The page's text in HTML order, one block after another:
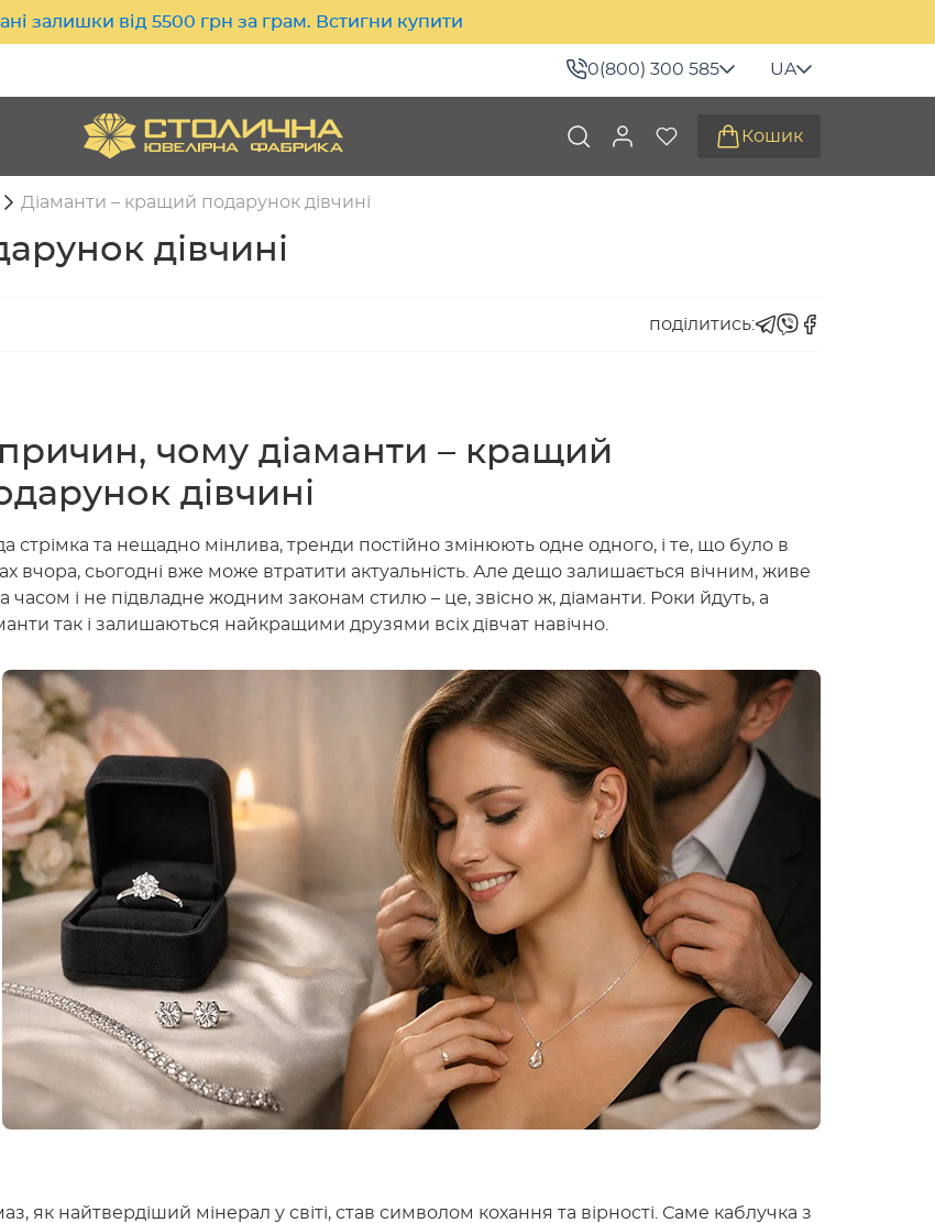
залишки від 5500 грн за грам. Встигни купити
0(800) 300 585 UA
Кошик
Діаманти – кращий подарунок дівчині
дівчині
поділитись:
чому діаманти – кращий
дівчині
стрімка та нещадно мінлива, тренди постійно змінюють одне одного, і те, що було в
вчора, сьогодні вже може втратити актуальність. Але дещо залишається вічним, живе
часом і не підвладне жодним законам стилю – це, звісно ж, діаманти. Роки йдуть, а
так і залишаються найкращими друзями всіх дівчат навічно.
як найтвердіший мінерал у світі, став символом кохання та вірності. Саме каблучка з